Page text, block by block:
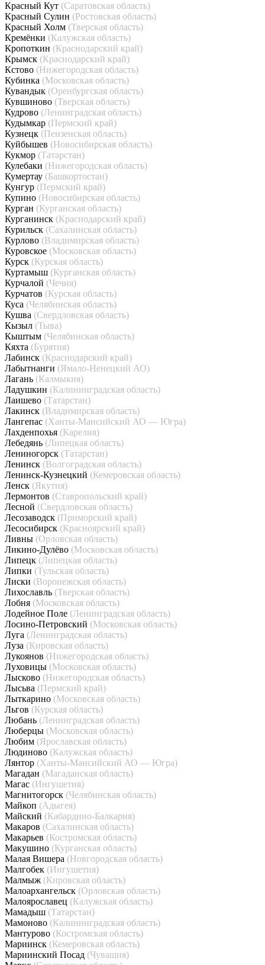
Красный Кут (Саратовская область)
Красный Сулин (Ростовская область)
Красный Холм (Тверская область)
Кремёнки (Калужская область)
Кропоткин (Краснодарский край)
Крымск (Краснодарский край)
Кстово (Нижегородская область)
Кубинка (Московская область)
Кувандык (Оренбургская область)
Кувшиново (Тверская область)
Кудрово (Ленинградская область)
Кудымкар (Пермский край)
Кузнецк (Пензенская область)
Куйбышев (Новосибирская область)
Кукмор (Татарстан)
Кулебаки (Нижегородская область)
Кумертау (Башкортостан)
Кунгур (Пермский край)
Купино (Новосибирская область)
Курган (Курганская область)
Курганинск (Краснодарский край)
Курильск (Сахалинская область)
Курлово (Владимирская область)
Куровское (Московская область)
Курск (Курская область)
Куртамыш (Курганская область)
Курчалой (Чечня)
Курчатов (Курская область)
Куса (Челябинская область)
Кушва (Свердловская область)
Кызыл (Тыва)
Кыштым (Челябинская область)
Кяхта (Бурятия)
Лабинск (Краснодарский край)
Лабытнанги (Ямало-Ненецкий АО)
Лагань (Калмыкия)
Ладушкин (Калининградская область)
Лаишево (Татарстан)
Лакинск (Владимирская область)
Лангепас (Ханты-Мансийский АО — Югра)
Лахденпохья (Карелия)
Лебедянь (Липецкая область)
Лениногорск (Татарстан)
Ленинск (Волгоградская область)
Ленинск-Кузнецкий (Кемеровская область)
Ленск (Якутия)
Лермонтов (Ставропольский край)
Лесной (Свердловская область)
Лесозаводск (Приморский край)
Лесосибирск (Красноярский край)
Ливны (Орловская область)
Ликино-Дулёво (Московская область)
Липецк (Липецкая область)
Липки (Тульская область)
Лиски (Воронежская область)
Лихославль (Тверская область)
Лобня (Московская область)
Лодейное Поле (Ленинградская область)
Лосино-Петровский (Московская область)
Луга (Ленинградская область)
Луза (Кировская область)
Лукоянов (Нижегородская область)
Луховицы (Московская область)
Лысково (Нижегородская область)
Лысьва (Пермский край)
Лыткарино (Московская область)
Льгов (Курская область)
Любань (Ленинградская область)
Люберцы (Московская область)
Любим (Ярославская область)
Людиново (Калужская область)
Лянтор (Ханты-Мансийский АО — Югра)
Магадан (Магаданская область)
Магас (Ингушетия)
Магнитогорск (Челябинская область)
Майкоп (Адыгея)
Майский (Кабардино-Балкария)
Макаров (Сахалинская область)
Макарьев (Костромская область)
Макушино (Курганская область)
Малая Вишера (Новгородская область)
Малгобек (Ингушетия)
Малмыж (Кировская область)
Малоархангельск (Орловская область)
Малоярославец (Калужская область)
Мамадыш (Татарстан)
Мамоново (Калининградская область)
Мантурово (Костромская область)
Мариинск (Кемеровская область)
Мариинский Посад (Чувашия)